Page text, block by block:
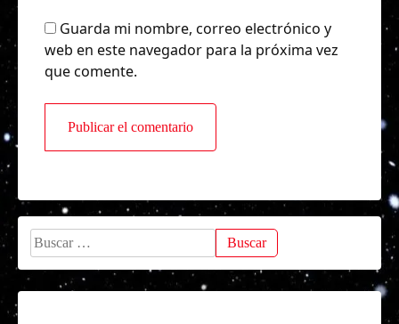
Guarda mi nombre, correo electrónico y
web en este navegador para la próxima vez
que comente.
Buscar: